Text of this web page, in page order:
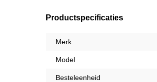
Productspecificaties
Merk
Model
Besteleenheid